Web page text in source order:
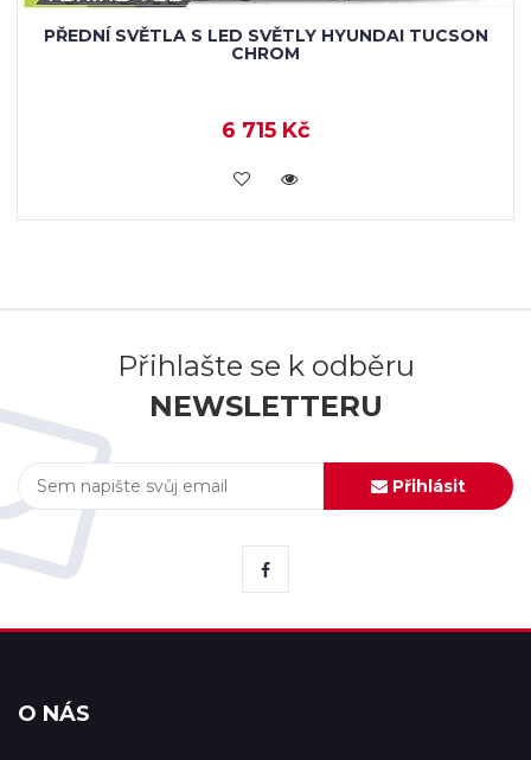
PŘEDNÍ SVĚTLA S LED SVĚTLY HYUNDAI TUCSON
CHROM
6 715 Kč
KOUPIT
Přihlašte se k odběru
NEWSLETTERU
Přihlásit
O NÁS